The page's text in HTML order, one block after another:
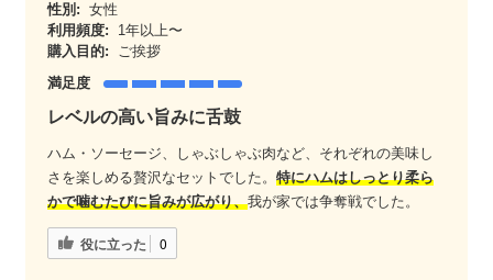
性別: 女性
利用頻度:
1年以上〜
購入目的:
ご挨拶
満足度
レベルの高い旨みに舌鼓
ハム・ソーセージ、しゃぶしゃぶ肉など、それぞれの美味し
さを楽しめる贅沢なセットでした。特にハムはしっとり柔ら
かで噛むたびに旨みが広がり、我が家では争奪戦でした。
役に立った 0